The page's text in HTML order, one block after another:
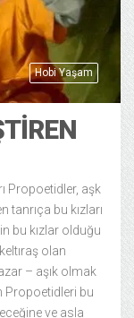
Hobi Yaşam
Propoetidler, aşk
tanrıça bu kızları
bu kızlar olduğu
olan
– aşık olmak
Propoetidleri bu
ve asla